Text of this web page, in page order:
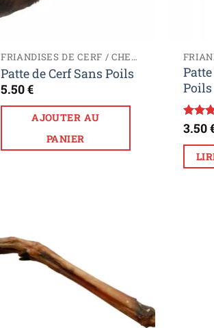
FRIANDISES DE CERF / CHEVREUIL
Patte de Cerf Sans Poils
5.50€
AJOUTER AU
PANIER
Poils
Note
5
3.50
souhaits